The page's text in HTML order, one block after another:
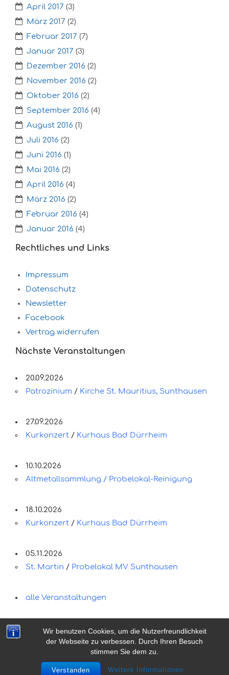
Wir benutzen Cookies, um die Nutzerfreundlichkeit
der Webseite zu verbessen. Durch Ihren Besuch
stimmen Sie dem zu.
Verstanden Weitere Informationen
April 2017 (3)
März 2017 (2)
Februar 2017 (7)
Januar 2017 (3)
Dezember 2016 (2)
November 2016 (2)
Oktober 2016 (2)
September 2016 (4)
August 2016 (1)
Juli 2016 (2)
Juni 2016 (1)
Mai 2016 (2)
April 2016 (4)
März 2016 (2)
Februar 2016 (4)
Januar 2016 (4)
Rechtliches und Links
Impressum
Datenschutz
Newsletter
Facebook
Vertrag widerrufen
Nächste Veranstaltungen
20.09.2026
Patrozinium / Kirche St. Mauritius, Sunthausen
27.09.2026
Kurkonzert / Kurhaus Bad Dürrheim
10.10.2026
Altmetallsammlung / Probelokal-Reinigung
18.10.2026
Kurkonzert / Kurhaus Bad Dürrheim
05.11.2026
St. Martin / Probelokal MV Sunthausen
alle Veranstaltungen
© 2026 Musikverein Sunthausen e.V.